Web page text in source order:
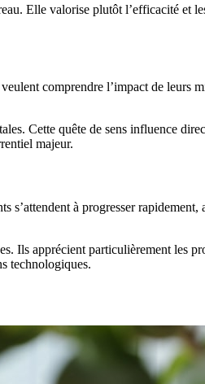
Elle valorise plutôt l’efficacité et
comprendre l’impact de leurs
Cette quête de sens influence
majeur.
à progresser
Ils apprécient particulièrement les
technologiques.